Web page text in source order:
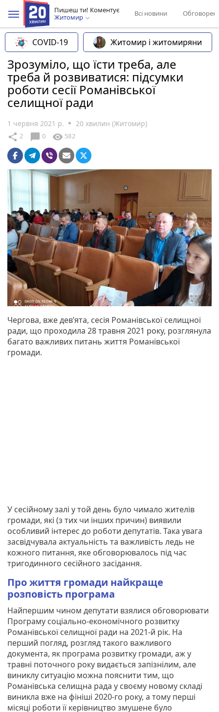
Пишеш ти! Коментує
Житомир
Всі новини
COVID-19 Житомир і житомиряни
Зрозуміло, що їсти треба, але
треба й розвиватися: підсумки
роботи сесії Романівської
селищної ради
1 червня 2021 р. 20 хвилин (Житомир)
share 2 chat_bubble 0 visibility 582
Чергова, вже дев’ята, сесія Романівської селищної
ради, що проходила 28 травня 2021 року, розглянула
багато важливих питань життя Романівської
громади.
У сесійному залі у той день було чимало жителів
громади, які (з тих чи інших причин) виявили
особливий інтерес до роботи депутатів. Така увага
засвідчувала актуальність та важливість ледь не
кожного питання, яке обговорювалось під час
тригодинного сесійного засідання.
Про життя громади найкраще
розповість програма
Найпершим чином депутати взялися обговорювати
Програму соціально-економічного розвитку
Романівської селищної ради на 2021-й рік. На
перший погляд, розгляд такого важливого
документа, як програма розвитку громади, аж у
травні поточного року видається запізнілим, але
виниклу ситуацію можна пояснити тим, що
Романівська селищна рада у своєму новому складі
виникла вже на фініші 2020-го року, а тому перші
місяці роботи її керівництво змушене було